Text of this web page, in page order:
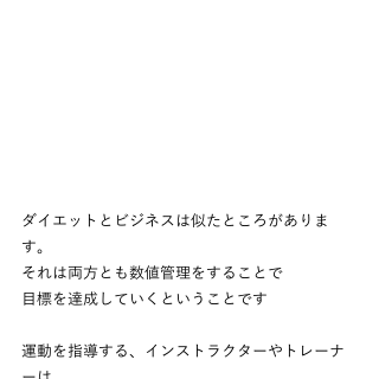
ダイエットとビジネスは似たところがありま
す。
それは両方とも数値管理をすることで
目標を達成していくということです
運動を指導する、インストラクターやトレーナ